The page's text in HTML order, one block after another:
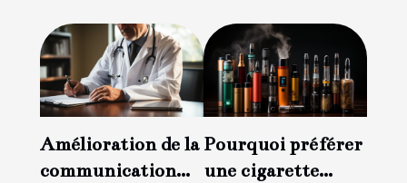
Amélioration de la
communication
Pourquoi préférer
une cigarette